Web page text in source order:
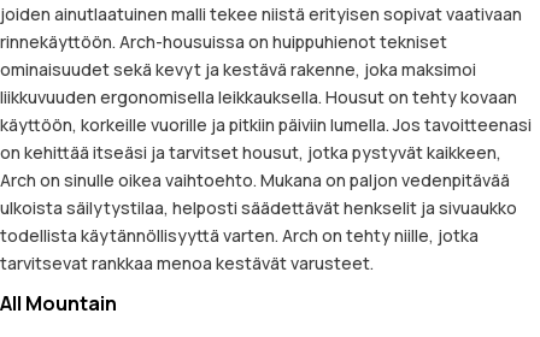
joiden ainutlaatuinen malli tekee niistä erityisen sopivat vaativaan
rinnekäyttöön. Arch-housuissa on huippuhienot tekniset
ominaisuudet sekä kevyt ja kestävä rakenne, joka maksimoi
liikkuvuuden ergonomisella leikkauksella. Housut on tehty kovaan
käyttöön, korkeille vuorille ja pitkiin päiviin lumella. Jos tavoitteenasi
on kehittää itseäsi ja tarvitset housut, jotka pystyvät kaikkeen,
Arch on sinulle oikea vaihtoehto. Mukana on paljon vedenpitävää
ulkoista säilytystilaa, helposti säädettävät henkselit ja sivuaukko
todellista käytännöllisyyttä varten. Arch on tehty niille, jotka
tarvitsevat rankkaa menoa kestävät varusteet.
All Mountain